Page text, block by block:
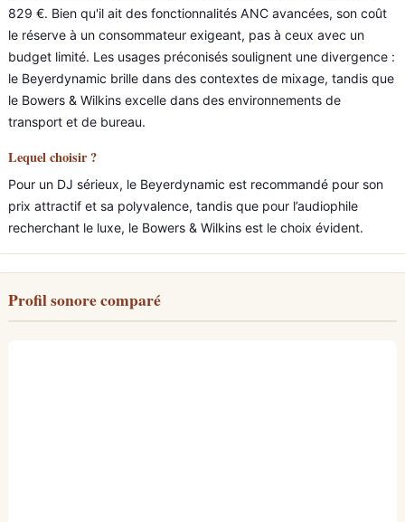
829 €. Bien qu'il ait des fonctionnalités ANC avancées, son coût
le réserve à un consommateur exigeant, pas à ceux avec un
budget limité. Les usages préconisés soulignent une divergence :
le Beyerdynamic brille dans des contextes de mixage, tandis que
le Bowers & Wilkins excelle dans des environnements de
transport et de bureau.
Lequel choisir ?
Pour un DJ sérieux, le Beyerdynamic est recommandé pour son
prix attractif et sa polyvalence, tandis que pour l’audiophile
recherchant le luxe, le Bowers & Wilkins est le choix évident.
Profil sonore comparé